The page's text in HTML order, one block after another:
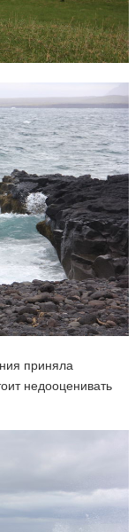
приняла
недооценивать